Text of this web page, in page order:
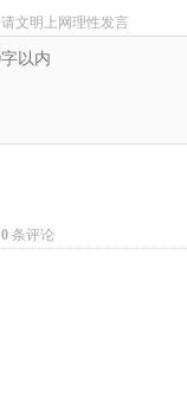
请文明上网理性发言
0 条评论